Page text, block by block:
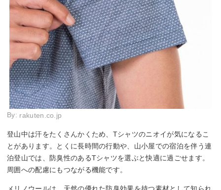
By: rakuten.co.jp
登山中は汗をたくさんかくため、Tシャツのニオイが気になるこ
とがあります。とくに長時間の行動や、山小屋での宿泊を伴う連
泊登山では、防臭性のあるTシャツを選ぶと快適に過ごせます。
周囲への配慮にもつながる機能です。